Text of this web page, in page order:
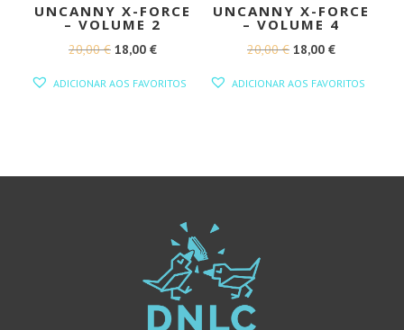
UNCANNY X-FORCE
– VOLUME 2
20,00€ O
18,00 €O
ADICIONAR AOS FAVORITOS
UNCANNY X-FORCE
– VOLUME 4
20,00€ O
18,00 €O
ADICIONAR AOS FAVORITOS